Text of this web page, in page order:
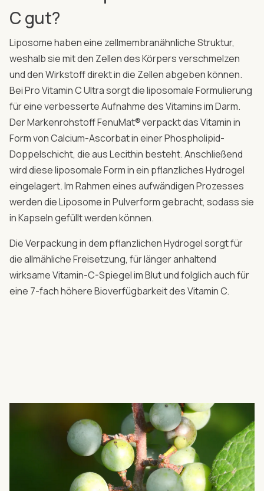
C gut?
Liposome haben eine zellmembranähnliche Struktur,
weshalb sie mit den Zellen des Körpers verschmelzen
und den Wirkstoff direkt in die Zellen abgeben können.
Bei Pro Vitamin C Ultra sorgt die liposomale Formulierung
für eine verbesserte Aufnahme des Vitamins im Darm.
Der Markenrohstoff FenuMat®verpackt das Vitamin in
Form von Calcium-Ascorbat in einer Phospholipid-
Doppelschicht, die aus Lecithin besteht. Anschließend
wird diese liposomale Form in ein pflanzliches Hydrogel
eingelagert. Im Rahmen eines aufwändigen Prozesses
werden die Liposome in Pulverform gebracht, sodass sie
in Kapseln gefüllt werden können.
Die Verpackung in dem pflanzlichen Hydrogel sorgt für
die allmähliche Freisetzung, für länger anhaltend
wirksame Vitamin-C-Spiegel im Blut und folglich auch für
eine 7-fach höhere Bioverfügbarkeit des Vitamin C.